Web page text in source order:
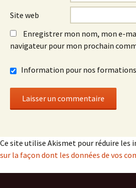
Site web
Enregistrer mon nom, mon e-
navigateur pour mon prochain
Information pour nos formations
Ce site utilise Akismet pour réduire les
sur la façon dont les données de vos